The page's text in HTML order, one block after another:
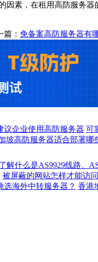
因素，在租用高防服务
篇： 免备案高防服务器有
议企业使用高防服务器 可
坡高防服务器适合部署哪
解什么是AS9929线路、
被屏蔽的网站怎样才能访
选海外中转服务器？ 香